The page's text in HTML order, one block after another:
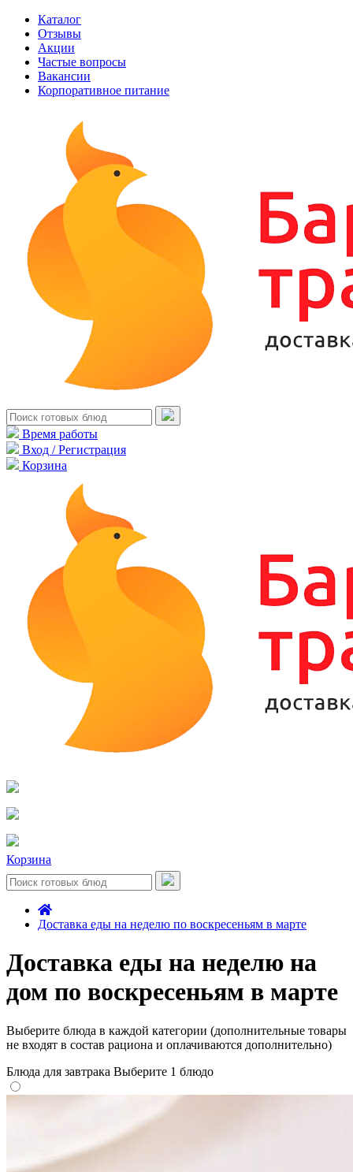
Каталог
Отзывы
Акции
Частые вопросы
Вакансии
Корпоративное питание
Время работы
Вход / Регистрация
Корзина
Корзина
Доставка еды на неделю по воскресеньям в марте
Доставка еды на неделю на
дом по воскресеньям в марте
Выберите блюда в каждой категории (дополнительные товары
не входят в состав рациона и оплачиваются дополнительно)
Блюда для завтрака Выберите 1 блюдо